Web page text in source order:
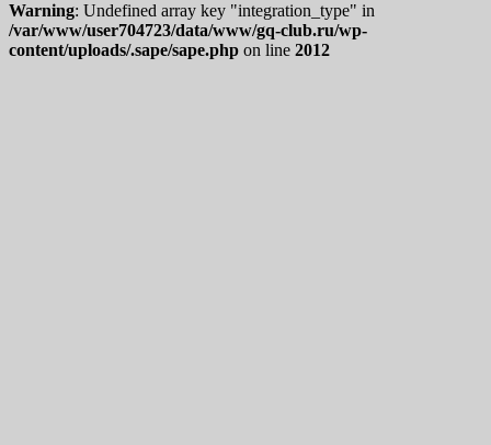
Warning: Undefined array key "integration_type" in
/var/www/user704723/data/www/gq-club.ru/wp-
content/uploads/.sape/sape.php on line 2012